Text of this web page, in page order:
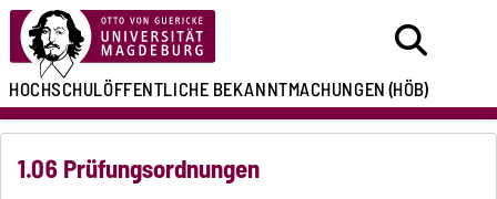
HOCHSCHULÖFFENTLICHEBEKANNTMACHUNGEN(HÖB)
1.06 Prüfungsordnungen